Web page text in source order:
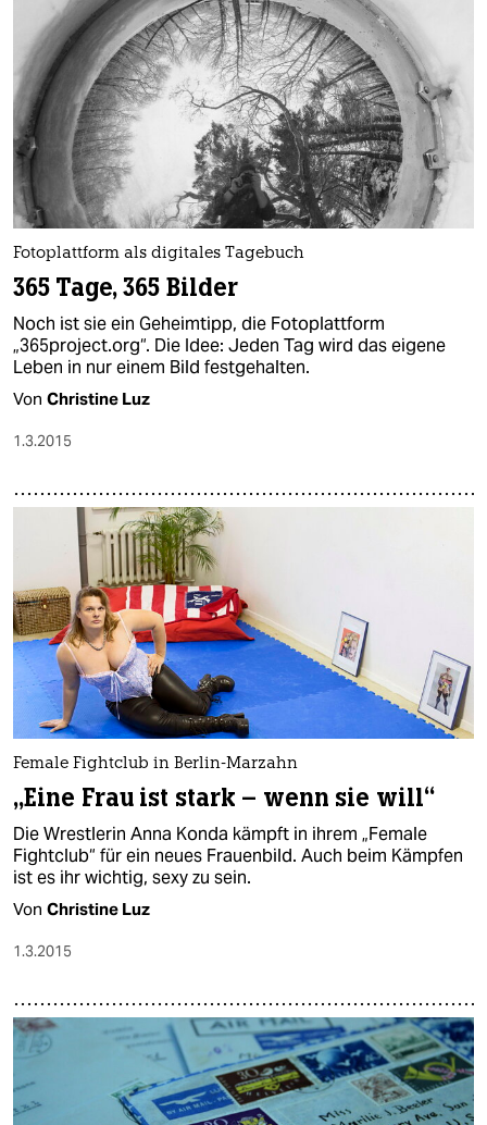
Fotoplattform als digitales Tagebuch
365 Tage, 365 Bilder
Noch ist sie ein Geheimtipp, die Fotoplattform
„365project.org“. Die Idee: Jeden Tag wird das eigene
Leben in nur einem Bild festgehalten.
Von Christine Luz
1.3.2015
Female Fightclub in Berlin-Marzahn
„Eine Frau ist stark – wenn sie will“
Die Wrestlerin Anna Konda kämpft in ihrem „Female
Fightclub“ für ein neues Frauenbild. Auch beim Kämpfen
ist es ihr wichtig, sexy zu sein.
Von Christine Luz
1.3.2015